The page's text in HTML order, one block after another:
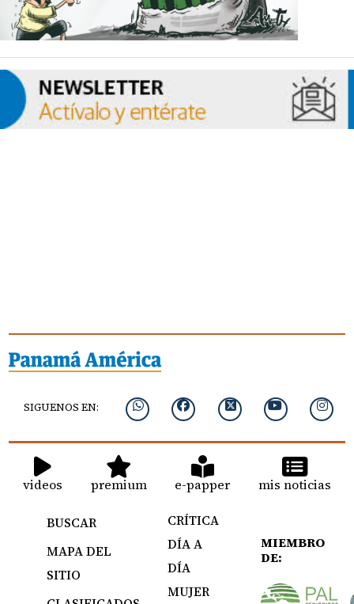
SIGUENOS EN:
videos premium e-papper mis noticias
BUSCAR
MAPA DEL
SITIO
CRÍTICA
DÍA A
DÍA
MUJER
MIEMBRO
DE: